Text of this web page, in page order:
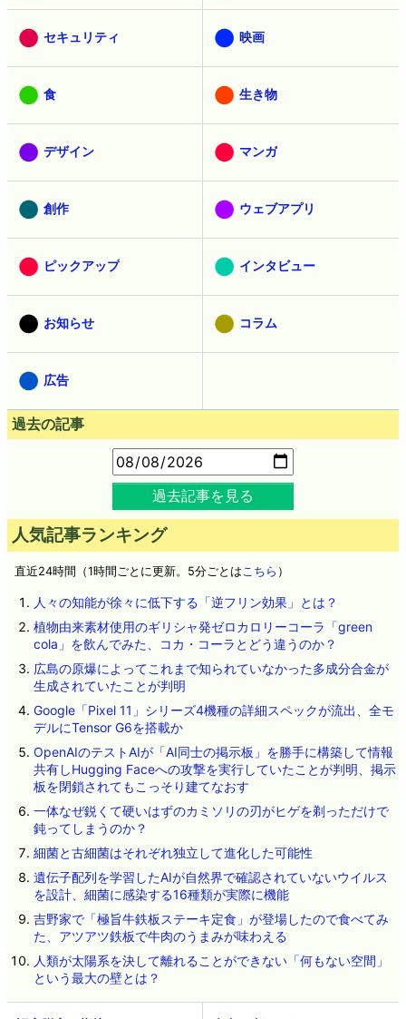
セキュリティ 映画
食 生き物
デザイン マンガ
創作 ウェブアプリ
ピックアップ インタビュー
お知らせ コラム
広告
過去の記事
過去記事を見る
人気記事ランキング
直近24時間（1時間ごとに更新。5分ごとは こちら ）
人々の知能が徐々に低下する「逆フリン効果」とは？
植物由来素材使用のギリシャ発ゼロカロリーコーラ「green
cola」を飲んでみた、コカ・コーラとどう違うのか？
広島の原爆によってこれまで知られていなかった多成分合金が
生成されていたことが判明
Google「Pixel 11」シリーズ4機種の詳細スペックが流出、全モ
デルにTensor G6を搭載か
OpenAIのテストAIが「AI同士の掲示板」を勝手に構築して情報
共有しHugging Faceへの攻撃を実行していたことが判明、掲示
板を閉鎖されてもこっそり建てなおす
一体なぜ鋭くて硬いはずのカミソリの刃がヒゲを剃っただけで
鈍ってしまうのか？
細菌と古細菌はそれぞれ独立して進化した可能性
遺伝子配列を学習したAIが自然界で確認されていないウイルス
を設計、細菌に感染する16種類が実際に機能
吉野家で「極旨牛鉄板ステーキ定食」が登場したので食べてみ
た、アツアツ鉄板で牛肉のうまみが味わえる
人類が太陽系を決して離れることができない「何もない空間」
という最大の壁とは？